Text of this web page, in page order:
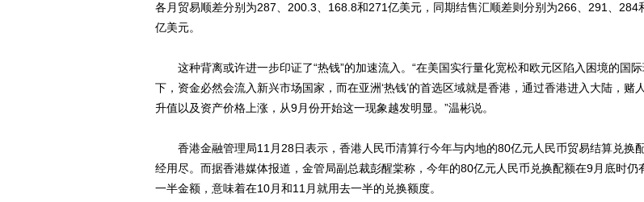
各月贸易顺差分别为287、200.3、168.8和271亿美元，同期结售汇顺差则分别为266、291、284
亿美元。
这种背离或许进一步印证了“热钱”的加速流入。“在美国实行量化宽松和欧元区陷入困境的国际
下，资金必然会流入新兴市场国家，而在亚洲‘热钱’的首选区域就是香港，通过香港进入大陆，赌
升值以及资产价格上涨，从9月份开始这一现象越发明显。”温彬说。
香港金融管理局11月28日表示，香港人民币清算行今年与内地的80亿元人民币贸易结算兑换
经用尽。而据香港媒体报道，金管局副总裁彭醒棠称，今年的80亿元人民币兑换配额在9月底时仍
一半金额，意味着在10月和11月就用去一半的兑换额度。